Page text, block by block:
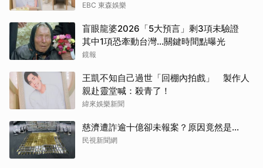
EBC 東森娛樂
盲眼龍婆2026「5大預言」剩3項未驗證
其中1項恐牽動台灣...關鍵時間點曝光
鏡報
王凱不知自己過世「回棚內拍戲」 製作人
親赴靈堂喊：殺青了！
緯來娛樂新聞
慈濟遭詐逾十億卻未報案？原因竟然是...
民視新聞網